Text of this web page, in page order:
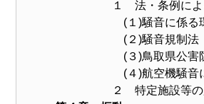
１ 法・条例による
(１)騒音に係る環
(２)騒音規制法
(３)鳥取県公害防
(４)航空機騒音に係
２ 特定施設等の届